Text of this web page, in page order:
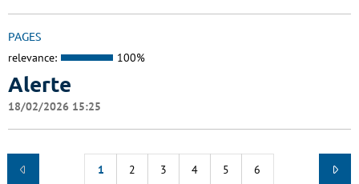
PAGES
relevance: 100%
Alerte
18/02/2026 15:25
1 2 3 4 5 6